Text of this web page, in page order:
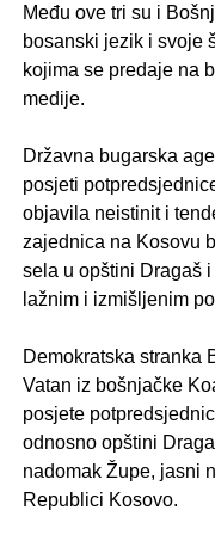
Među ove tri su i
bosanski jezik i svoje
kojima se predaje na
medije.
Državna bugarska
posjeti
objavila neistinit i
zajednica na Kosovu
sela u opštini Dragaš
lažnim i izmišljenim
Demokratska stranka
Vatan iz bošnjačke
posjete
odnosno opštini
nadomak Župe, jasni
Republici Kosovo.